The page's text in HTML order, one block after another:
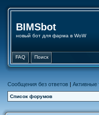
BIMSbot
новый бот для фарма в WoW
FAQ Поиск
Сообщения без ответов | Активные
Список форумов